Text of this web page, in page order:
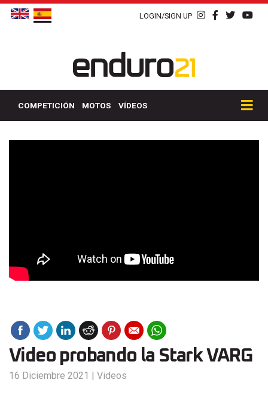
LOGIN/SIGN UP
COMPETICIÓN MOTOS VÍDEOS
Video probando la Stark VARG
16 Diciembre 2021 | Videos